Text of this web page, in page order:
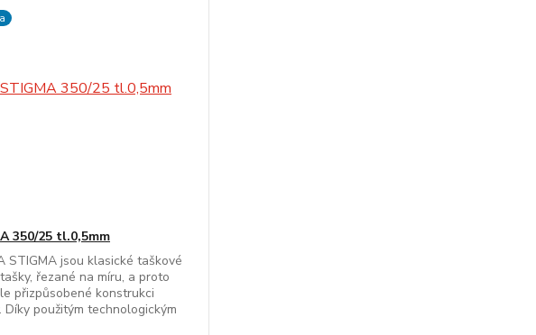
350/25 tl.0,5mm
STIGMA jsou klasické taškové
řezané na míru, a proto
přizpůsobené konstrukci
Díky použitým technologickým